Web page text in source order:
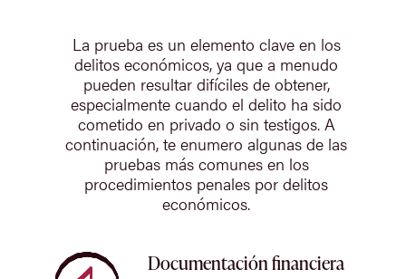
La prueba es un elemento clave en los
delitos económicos, ya que a menudo
pueden resultar difíciles de obtener,
especialmente cuando el delito ha sido
cometido en privado o sin testigos. A
continuación, te enumero algunas de las
pruebas más comunes en los
procedimientos penales por delitos
económicos.
Documentación financiera